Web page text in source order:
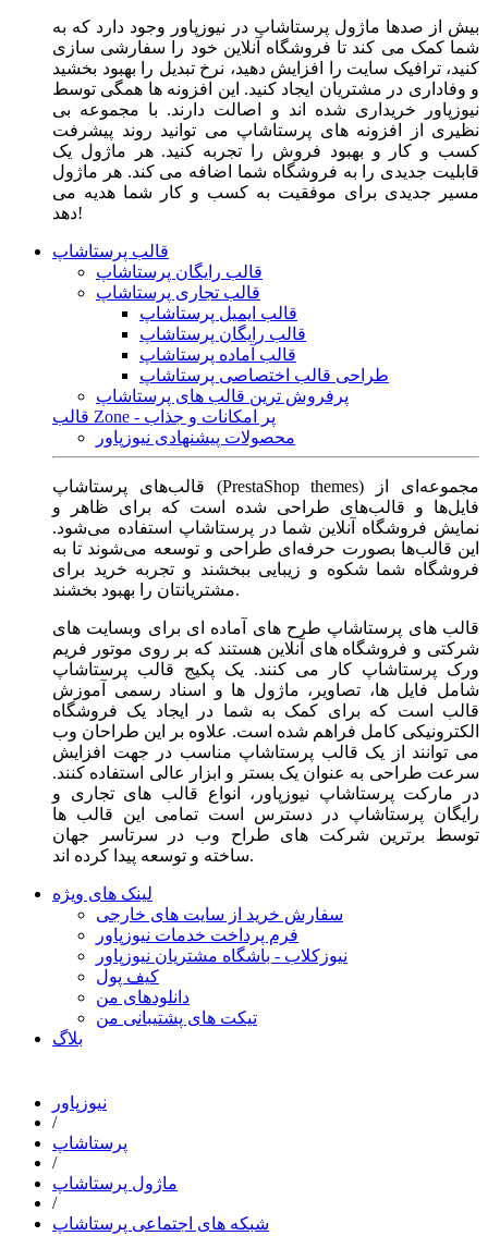
بیش از صدها ماژول پرستاشاپ در نیوزپاور وجود دارد که به
شما کمک می کند تا فروشگاه آنلاین خود را سفارشی سازی
کنید، ترافیک سایت را افزایش دهید، نرخ تبدیل را بهبود بخشید
و وفاداری در مشتریان ایجاد کنید. این افزونه ها همگی توسط
نیوزپاور خریداری شده اند و اصالت دارند. با مجموعه بی
نظیری از افزونه های پرستاشاپ می توانید روند پیشرفت
کسب و کار و بهبود فروش را تجربه کنید. هر ماژول یک
قابلیت جدیدی را به فروشگاه شما اضافه می کند. هر ماژول
مسیر جدیدی برای موفقیت به کسب و کار شما هدیه می
دهد!
قالب پرستاشاپ
قالب رایگان پرستاشاپ
قالب تجاری پرستاشاپ
قالب ایمیل پرستاشاپ
قالب رایگان پرستاشاپ
قالب آماده پرستاشاپ
طراحی قالب اختصاصی پرستاشاپ
پرفروش ترین قالب های پرستاشاپ
قالب Zone - پر امکانات و جذاب
محصولات پیشنهادی نیوزپاور
قالب‌های پرستاشاپ (PrestaShop themes) مجموعه‌ای از
فایل‌ها و قالب‌های طراحی شده است که برای ظاهر و
نمایش فروشگاه آنلاین شما در پرستاشاپ استفاده می‌شود.
این قالب‌ها بصورت حرفه‌ای طراحی و توسعه می‌شوند تا به
فروشگاه شما شکوه و زیبایی ببخشند و تجربه خرید برای
مشتریانتان را بهبود بخشند.
قالب های پرستاشاپ طرح های آماده ای برای وبسایت های
شرکتی و فروشگاه های آنلاین هستند که بر روی موتور فریم
ورک پرستاشاپ کار می کنند. یک پکیج قالب پرستاشاپ
شامل فایل ها، تصاویر، ماژول ها و اسناد رسمی آموزش
قالب است که برای کمک به شما در ایجاد یک فروشگاه
الکترونیکی کامل فراهم شده است. علاوه بر این طراحان وب
می توانند از یک قالب پرستاشاپ مناسب در جهت افزایش
سرعت طراحی به عنوان یک بستر و ابزار عالی استفاده کنند.
در مارکت پرستاشاپ نیوزپاور، انواع قالب های تجاری و
رایگان پرستاشاپ در دسترس است تمامی این قالب ها
توسط برترین شرکت های طراح وب در سرتاسر جهان
ساخته و توسعه پیدا کرده اند.
لینک های ویژه
سفارش خرید از سایت های خارجی
فرم پرداخت خدمات نیوزپاور
نیوزکلاب - باشگاه مشتریان نیوزپاور
کیف پول
دانلودهای من
تیکت های پشتیبانی من
بلاگ
نیوزپاور
/
پرستاشاپ
/
ماژول پرستاشاپ
/
شبکه های اجتماعی پرستاشاپ